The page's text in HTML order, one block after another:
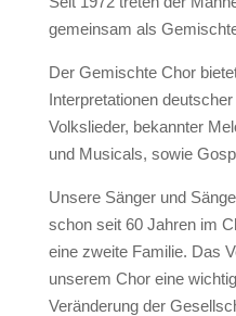
gemeinsam als
Der Gemischte Chor
Interpretationen
Volkslieder, bekannter
und Musicals, sowie
Unsere Sänger und
schon seit 60 Jahren im
eine zweite Familie. Das
unserem Chor eine
Veränderung der